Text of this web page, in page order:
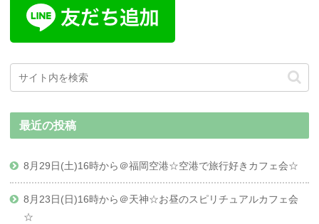
最近の投稿
8月29日(土)16時から＠福岡空港☆空港で旅行好きカフェ会☆
8月23日(日)16時から＠天神☆お昼のスピリチュアルカフェ会
☆